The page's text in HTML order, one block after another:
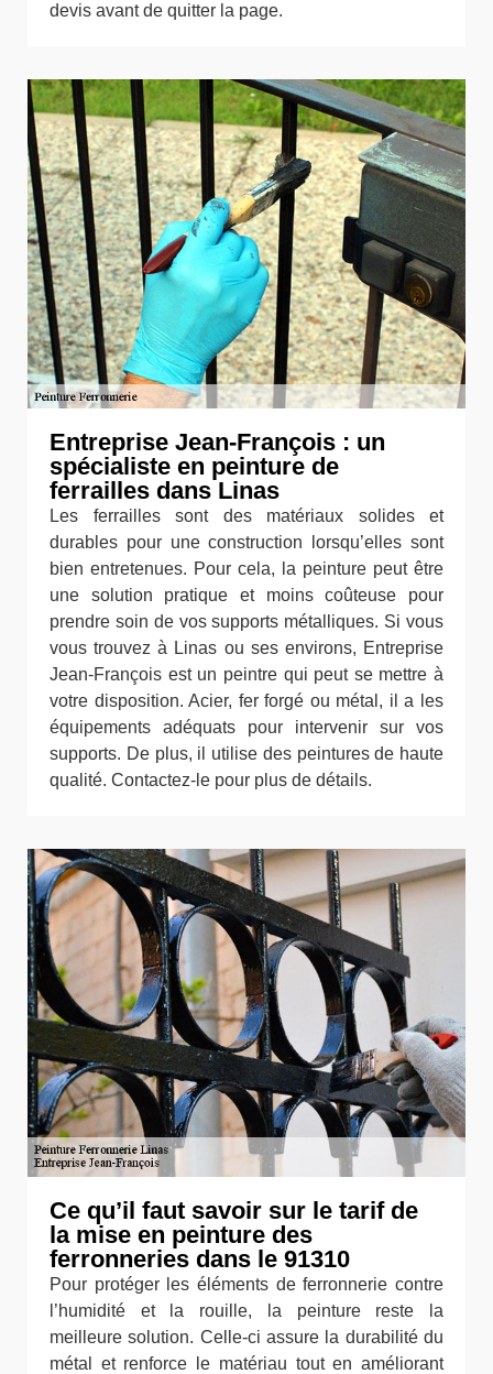
devis avant de quitter la page.
Entreprise Jean-François : un
spécialiste en peinture de
ferrailles dans Linas
Les ferrailles sont des matériaux solides et
durables pour une construction lorsqu’elles sont
bien entretenues. Pour cela, la peinture peut être
une solution pratique et moins coûteuse pour
prendre soin de vos supports métalliques. Si vous
vous trouvez à Linas ou ses environs, Entreprise
Jean-François est un peintre qui peut se mettre à
votre disposition. Acier, fer forgé ou métal, il a les
équipements adéquats pour intervenir sur vos
supports. De plus, il utilise des peintures de haute
qualité. Contactez-le pour plus de détails.
Ce qu’il faut savoir sur le tarif de
la mise en peinture des
ferronneries dans le 91310
Pour protéger les éléments de ferronnerie contre
l’humidité et la rouille, la peinture reste la
meilleure solution. Celle-ci assure la durabilité du
métal et renforce le matériau tout en améliorant